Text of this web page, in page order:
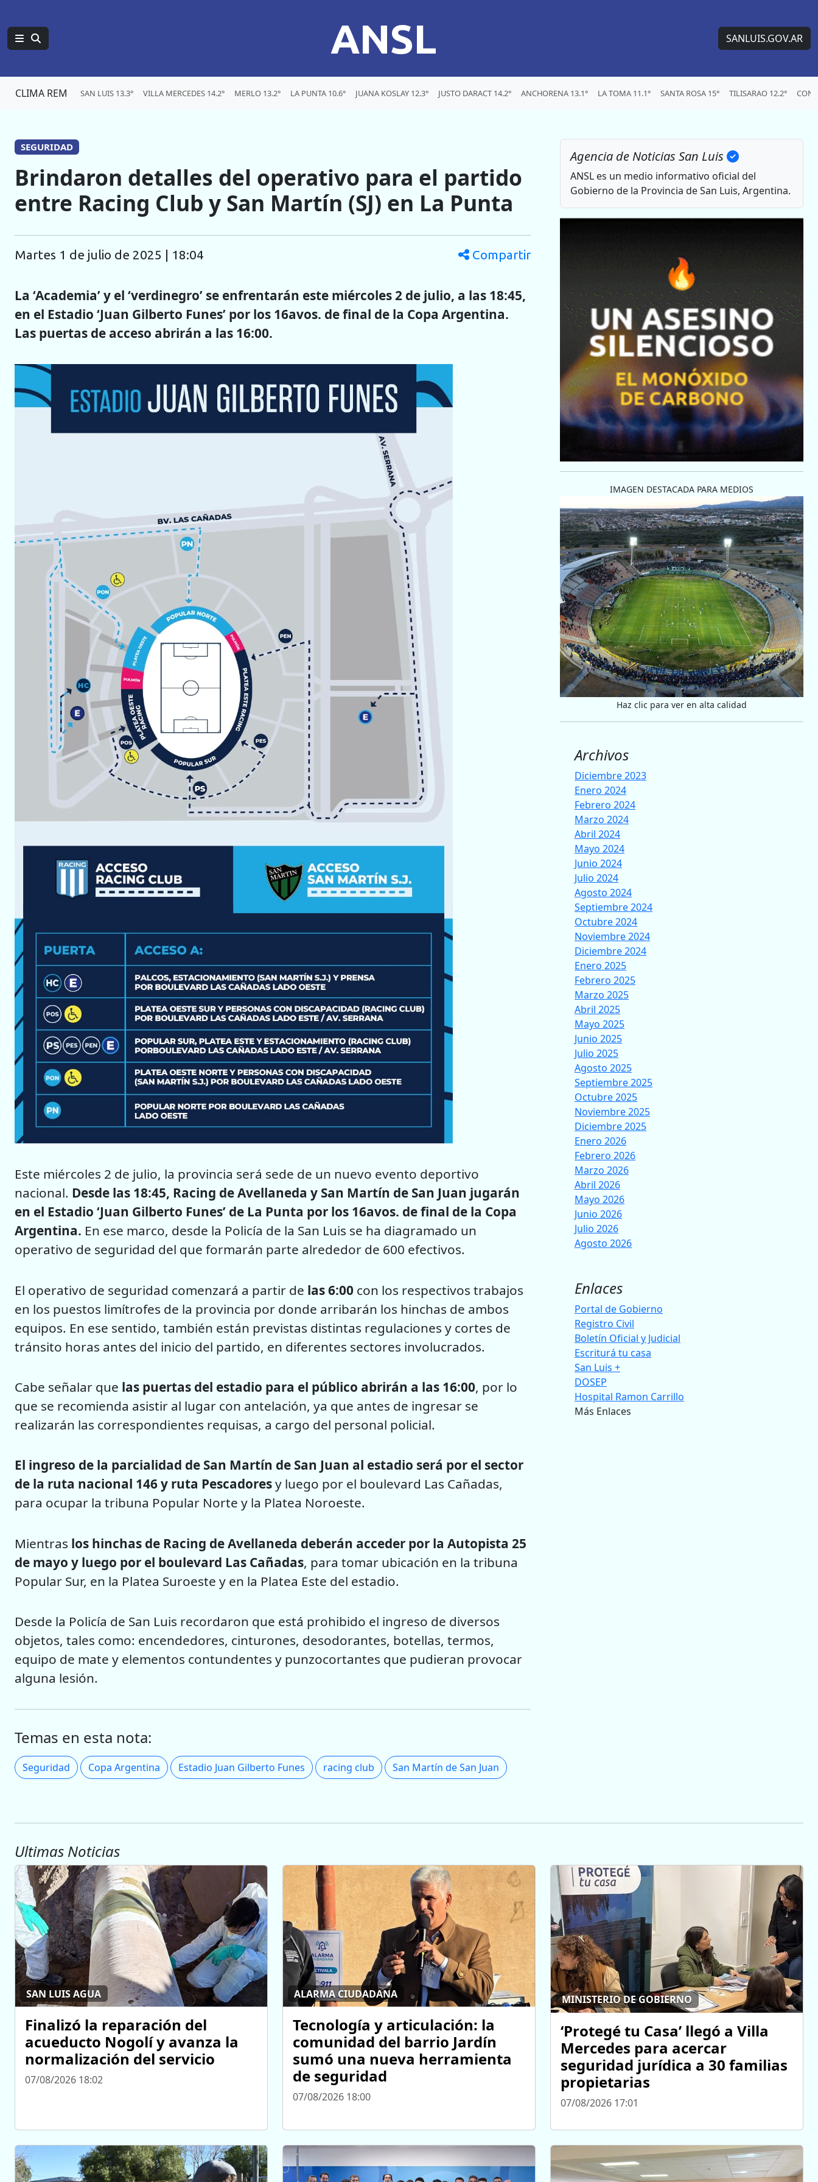
ANSL SANLUIS.GOV.AR
CLIMA REM SAN LUIS 13.3° VILLA MERCEDES 14.2° MERLO 13.2° LA PUNTA 10.6° JUANA KOSLAY 12.3° JUSTO DARACT 14.2° ANCHORENA 13.1° LA TOMA 11.1° SANTA ROSA 15° TILISARAO 12.2°
SEGURIDAD
Brindaron detalles del operativo para el partido
entre Racing Club y San Martín (SJ) en La Punta
martes 1 de julio de 2025 | 18:04 Compartir
La ‘Academia’ y el ‘verdinegro’ se enfrentarán este miércoles 2 de julio, a las 18:45,
en el Estadio ‘Juan Gilberto Funes’ por los 16avos. de final de la Copa Argentina.
Las puertas de acceso abrirán a las 16:00.
Este miércoles 2 de julio, la provincia será sede de un nuevo evento deportivo
nacional. Desde las 18:45, Racing de Avellaneda y San Martín de San Juan jugarán
en el Estadio ‘Juan Gilberto Funes’ de La Punta por los 16avos. de final de la Copa
Argentina. En ese marco, desde la Policía de la San Luis se ha diagramado un
operativo de seguridad del que formarán parte alrededor de 600 efectivos.
El operativo de seguridad comenzará a partir de las 6:00 con los respectivos trabajos
en los puestos limítrofes de la provincia por donde arribarán los hinchas de ambos
equipos. En ese sentido, también están previstas distintas regulaciones y cortes de
tránsito horas antes del inicio del partido, en diferentes sectores involucrados.
Cabe señalar que las puertas del estadio para el público abrirán a las 16:00, por lo
que se recomienda asistir al lugar con antelación, ya que antes de ingresar se
realizarán las correspondientes requisas, a cargo del personal policial.
El ingreso de la parcialidad de San Martín de San Juan al estadio será por el sector
de la ruta nacional 146 y ruta Pescadoresy luego por el boulevard Las Cañadas,
para ocupar la tribuna Popular Norte y la Platea Noroeste.
Mientras los hinchas de Racing de Avellaneda deberán acceder por la Autopista 25
de mayo y luego por el boulevard Las Cañadas, para tomar ubicación en la tribuna
Popular Sur, en la Platea Suroeste y en la Platea Este del estadio.
Desde la Policía de San Luis recordaron que está prohibido el ingreso de diversos
objetos, tales como: encendedores, cinturones, desodorantes, botellas, termos,
equipo de mate y elementos contundentes y punzocortantes que pudieran provocar
alguna lesión.
Temas en esta nota:
Seguridad Copa Argentina Estadio Juan Gilberto Funes racing club San Martín de San Juan
Agencia de Noticias San Luis
ANSL es un medio informativo oficial del
Gobierno de la Provincia de San Luis, Argentina.
IMAGEN DESTACADA PARA MEDIOS
Haz clic para ver en alta calidad
Archivos
Diciembre 2023
Enero 2024
Febrero 2024
Marzo 2024
Abril 2024
Mayo 2024
Junio 2024
Julio 2024
Agosto 2024
Septiembre 2024
Octubre 2024
Noviembre 2024
Diciembre 2024
Enero 2025
Febrero 2025
Marzo 2025
Abril 2025
Mayo 2025
Junio 2025
Julio 2025
Agosto 2025
Septiembre 2025
Octubre 2025
Noviembre 2025
Diciembre 2025
Enero 2026
Febrero 2026
Marzo 2026
Abril 2026
Mayo 2026
Junio 2026
Julio 2026
Agosto 2026
Enlaces
Portal de Gobierno
Registro Civil
Boletín Oficial y Judicial
Escriturá tu casa
San Luis +
DOSEP
Hospital Ramon Carrillo
Más Enlaces
Ultimas Noticias
SAN LUIS AGUA
Finalizó la reparación del
acueducto Nogolí y avanza la
normalización del servicio
07/08/2026 18:02
ALARMA CIUDADANA
Tecnología y articulación: la
comunidad del barrio Jardín
sumó una nueva herramienta
de seguridad
07/08/2026 18:00
MINISTERIO DE GOBIERNO
‘Protegé tu Casa’ llegó a Villa
Mercedes para acercar
seguridad jurídica a 30 familias
propietarias
07/08/2026 17:01